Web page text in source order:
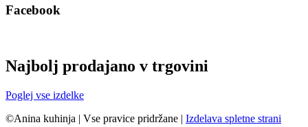
Facebook
Najbolj prodajano v trgovini
Poglej vse izdelke
©Anina kuhinja | Vse pravice pridržane | Izdelava spletne strani